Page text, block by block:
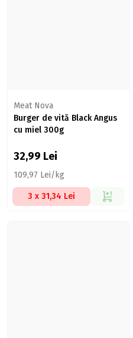
Meat Nova
Burger de vită Black Angus
cu miel 300g
32,99 Lei
109,97 Lei/kg
3 x 31,34 Lei